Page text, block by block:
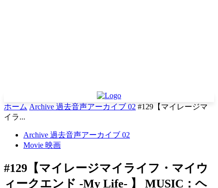
ホーム Archive 過去音声アーカイブ 02 #129【マイレージマ
イラ...
Archive 過去音声アーカイブ 02
Movie 映画
#129【マイレージマイライフ・マイウ
ィークエンド -My Life- 】 MUSIC：ヘ